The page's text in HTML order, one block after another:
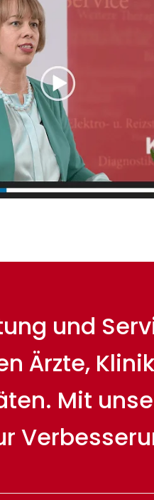
und
Ärzte,
Mit